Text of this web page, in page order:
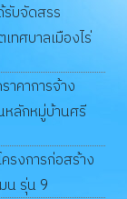
บจัดสรร
ทศบาลเมืองไร่
คาการจ้าง
หลักหมู่บ้านศรี
รงการก่อสร้าง
น รุ่น 9